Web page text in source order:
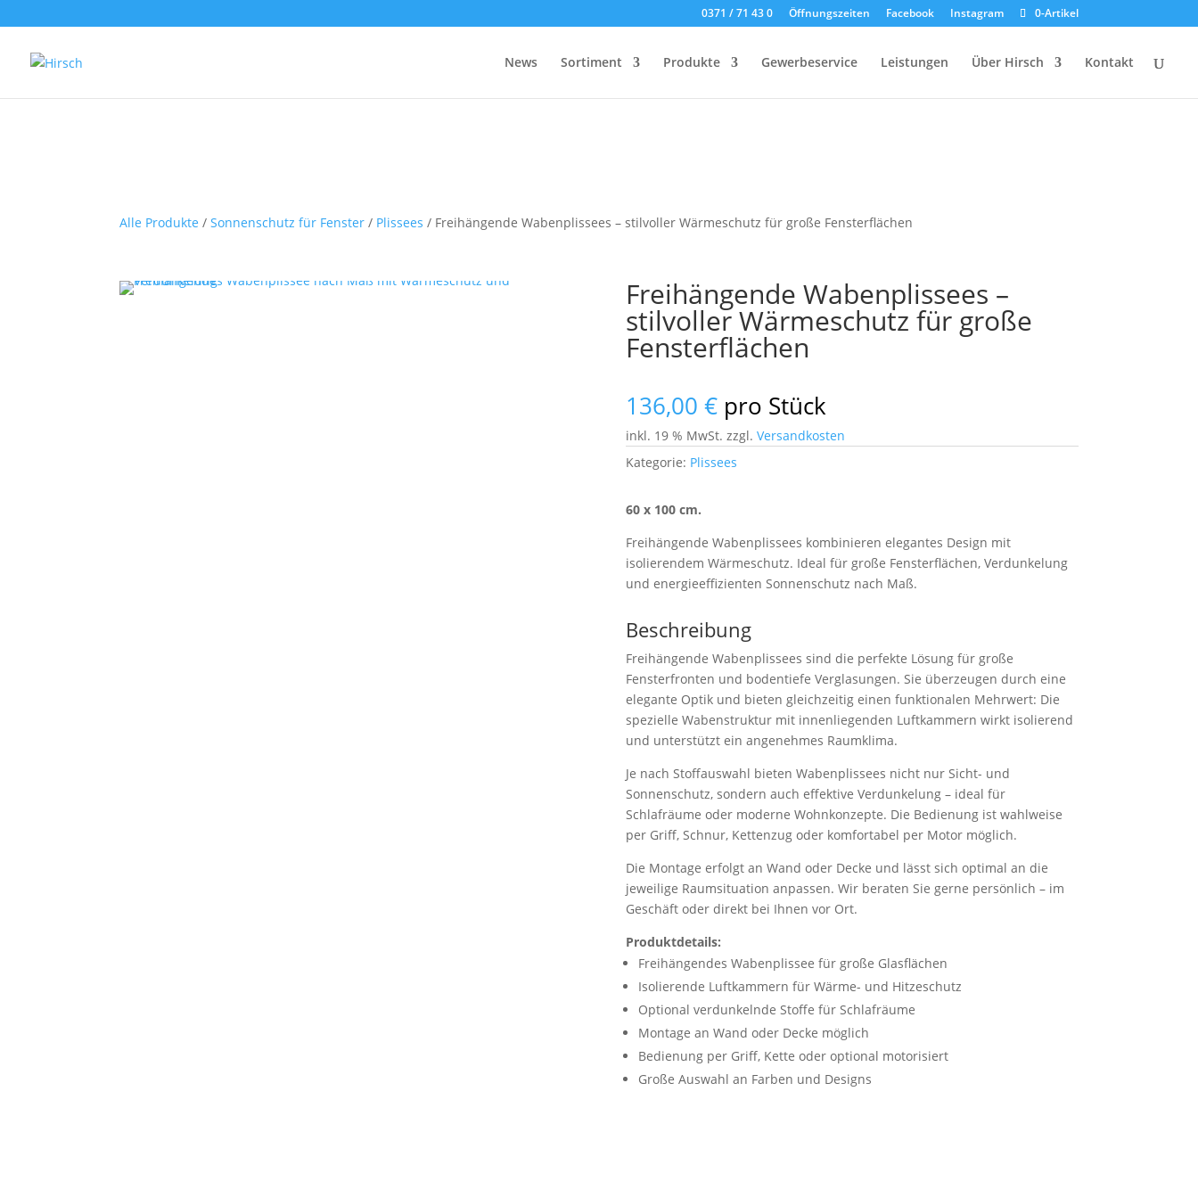
0371 / 71 43 0 Öffnungszeiten Facebook Instagram 0-Artikel
News Sortiment Produkte Gewerbeservice Leistungen Über Hirsch Kontakt
Alle Produkte /Sonnenschutz für Fenster / Plissees / Freihängende Wabenplissees – stilvoller Wärmeschutz für große Fensterflächen
Freihängende Wabenplissees –
stilvoller Wärmeschutz für große
Fensterflächen
136,00 € pro Stück
inkl. 19 % MwSt. zzgl. Versandkosten
Kategorie: Plissees
60 x 100 cm.
Freihängende Wabenplissees kombinieren elegantes Design mit
isolierendem Wärmeschutz. Ideal für große Fensterflächen, Verdunkelung
und energieeffizienten Sonnenschutz nach Maß.
Beschreibung
Freihängende Wabenplissees sind die perfekte Lösung für große
Fensterfronten und bodentiefe Verglasungen. Sie überzeugen durch eine
elegante Optik und bieten gleichzeitig einen funktionalen Mehrwert: Die
spezielle Wabenstruktur mit innenliegenden Luftkammern wirkt isolierend
und unterstützt ein angenehmes Raumklima.
Je nach Stoffauswahl bieten Wabenplissees nicht nur Sicht- und
Sonnenschutz, sondern auch effektive Verdunkelung – ideal für
Schlafräume oder moderne Wohnkonzepte. Die Bedienung ist wahlweise
per Griff, Schnur, Kettenzug oder komfortabel per Motor möglich.
Die Montage erfolgt an Wand oder Decke und lässt sich optimal an die
jeweilige Raumsituation anpassen. Wir beraten Sie gerne persönlich – im
Geschäft oder direkt bei Ihnen vor Ort.
Produktdetails:
Freihängendes Wabenplissee für große Glasflächen
Isolierende Luftkammern für Wärme- und Hitzeschutz
Optional verdunkelnde Stoffe für Schlafräume
Montage an Wand oder Decke möglich
Bedienung per Griff, Kette oder optional motorisiert
Große Auswahl an Farben und Designs